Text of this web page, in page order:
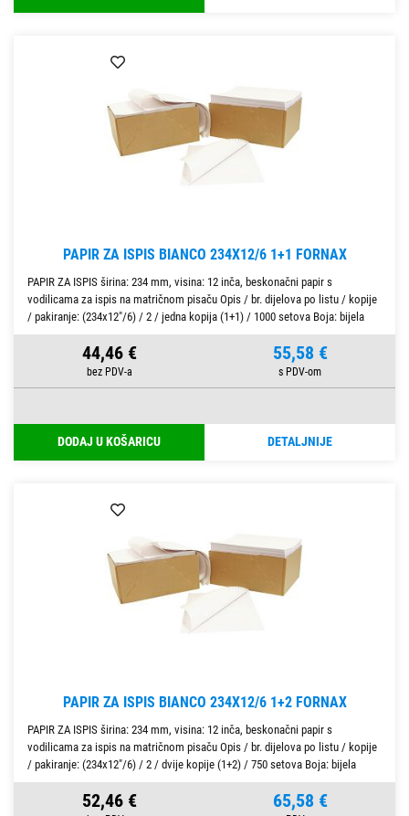
PAPIR ZA ISPIS BIANCO 234X12/6 1+1 FORNAX
PAPIR ZA ISPIS širina: 234 mm, visina: 12 inča, beskonačni papir s
vodilicama za ispis na matričnom pisaču Opis / br. dijelova po listu / kopije
/ pakiranje: (234x12"/6) / 2 / jedna kopija (1+1) / 1000 setova Boja: bijela
44,46 € 55,58 €
DODAJ U KOŠARICU DETALJNIJE
PAPIR ZA ISPIS BIANCO 234X12/6 1+2 FORNAX
PAPIR ZA ISPIS širina: 234 mm, visina: 12 inča, beskonačni papir s
vodilicama za ispis na matričnom pisaču Opis / br. dijelova po listu / kopije
/ pakiranje: (234x12"/6) / 2 / dvije kopije (1+2) / 750 setova Boja: bijela
52,46 € 65,58 €